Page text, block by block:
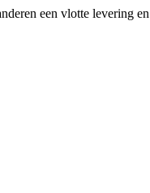
een vlotte levering